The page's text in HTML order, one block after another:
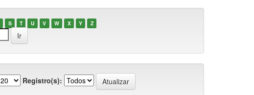
S T U V W X Y Z
Registro(s):